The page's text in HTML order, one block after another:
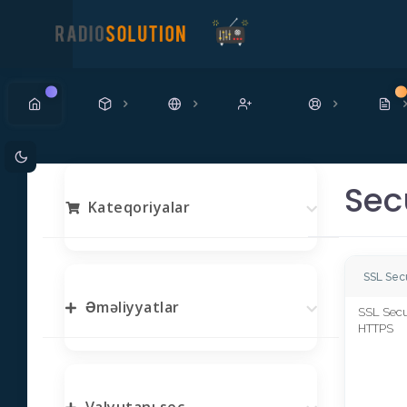
Yeni
Kateqoriyalar
Əməliyyatlar
SSL
SSL
HTTPS